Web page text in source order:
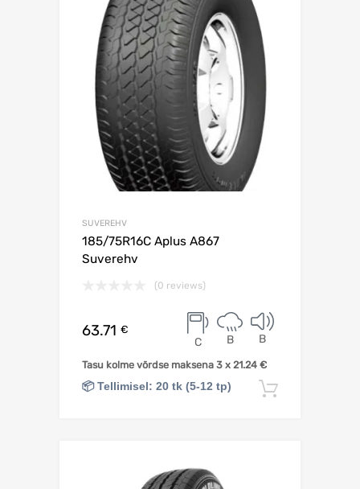
SUVEREHV
185/75R16C Aplus A867
Suverehv
(0 reviews)
63.71 €
C B B
Tasu kolme võrdse maksena 3 x 21.24 €
📦 Tellimisel: 20 tk (5-12 tp)